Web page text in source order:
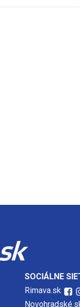
SOCIÁLNE
Rimava.sk